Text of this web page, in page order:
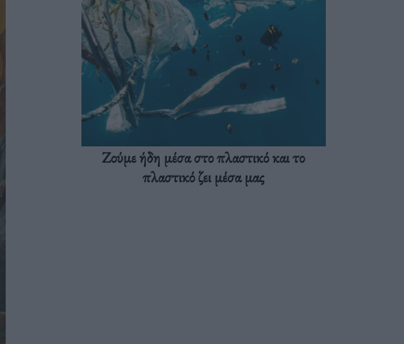
Ζούμε ήδη μέσα στο πλαστικό και το
πλαστικό ζει μέσα μας